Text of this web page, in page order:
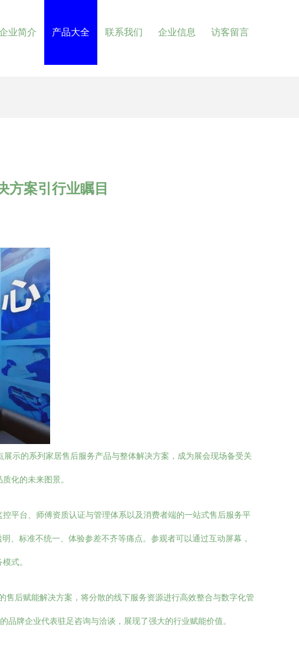
业简介 产品大全 联系我们 企业信息 访客留言
方案引行业瞩目
示的系列家居售后服务产品与整体解决方案，成为展会现场备受关
化的未来图景。
平台、师傅资质认证与管理体系以及消费者端的一站式售后服务平
、标准不统一、体验参差不齐等痛点。参观者可以通过互动屏幕，
式。
售后赋能解决方案，将分散的线下服务资源进行高效整合与数字化管
牌企业代表驻足咨询与洽谈，展现了强大的行业赋能价值。